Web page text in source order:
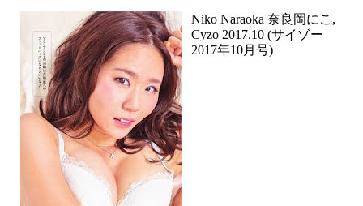
Niko Naraoka 奈良岡にこ,
Cyzo 2017.10 (サイゾー
2017年10月号)